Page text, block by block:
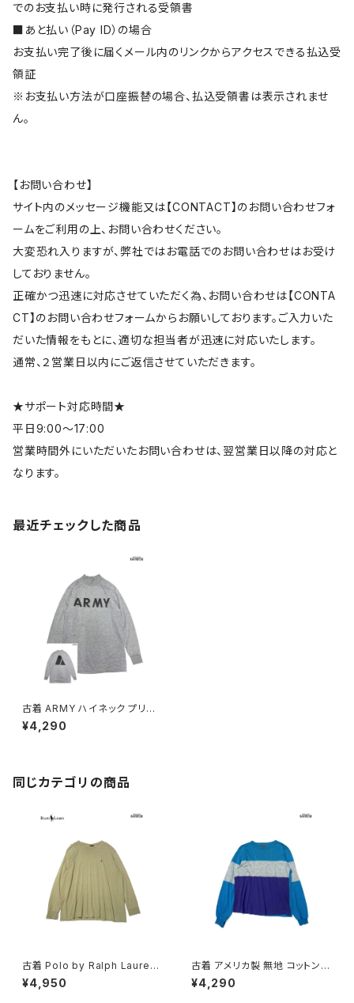
でのお支払い時に発行される受領書
■あと払い（Pay ID）の場合
お支払い完了後に届くメール内のリンクからアクセスできる払込受
領証
※お支払い方法が口座振替の場合、払込受領書は表示されませ
ん。
【お問い合わせ】
サイト内のメッセージ機能又は【CONTACT】のお問い合わせフォ
ームをご利用の上、お問い合わせください。
大変恐れ入りますが、弊社ではお電話でのお問い合わせはお受け
しておりません。
正確かつ迅速に対応させていただく為、お問い合わせは【CONTA
CT】のお問い合わせフォームからお願いしております。ご入力いた
だいた情報をもとに、適切な担当者が迅速に対応いたします。
通常、２営業日以内にご返信させていただきます。
★サポート対応時間★
平日9:00～17:00
営業時間外にいただいたお問い合わせは、翌営業日以降の対応と
なります。
最近チェックした商品
古着 ARMY ハイネック プリン
ト 長袖 Ｔシャツ グレー (ttu24
09189)
¥4,290
同じカテゴリの商品
古着 Polo by Ralph Lauren
ポロラルフローレン ワンポイン
ト 刺繍 無地 コットン100％ 長
¥4,950
古着 アメリカ製 無地 コットン1
00％ 長袖 Ｔシャツ 青 (ttu260
3106)
¥4,290